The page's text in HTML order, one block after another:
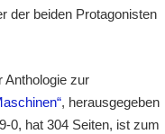
der beiden Protagonisten
Anthologie zur
, herausgegeben
0, hat 304 Seiten, ist zum